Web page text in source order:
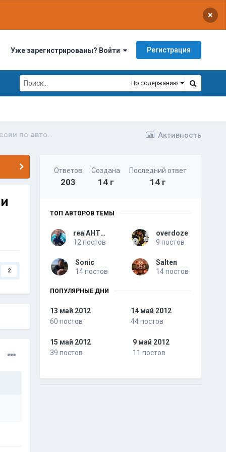
×
Уже зарегистрированы? Войти Регистрация
По содержанию
Активность
13 мая г. Оренбург Открытие сезона Чемпионата России по автозвуку и тюнингу АМТ-2012
2
Ответов
203
Создана
14 г
Последний ответ
14 г
ТОП АВТОРОВ ТЕМЫ
rea|AHTOXA
12 постов
overdoze
9 постов
Sonic
14 постов
Salten
14 постов
ПОПУЛЯРНЫЕ ДНИ
13 май 2012
60 постов
14 май 2012
44 постов
15 май 2012
39 постов
9 май 2012
11 постов